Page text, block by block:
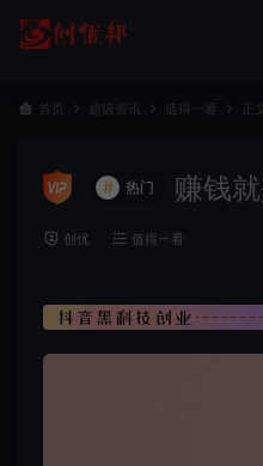
首页 超级资讯 值得一看 正文
# 热门 赚钱
创优 值得一看